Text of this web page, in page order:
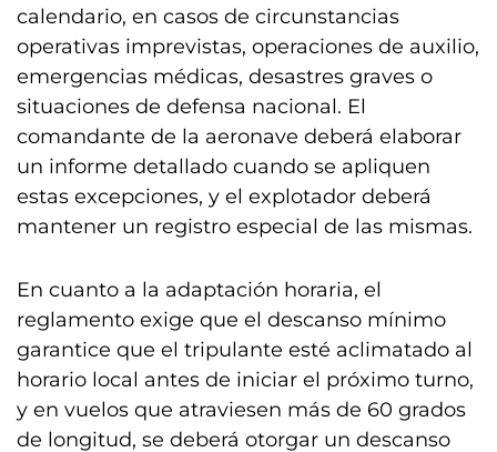
calendario, en casos de circunstancias
operativas imprevistas, operaciones de auxilio,
emergencias médicas, desastres graves o
situaciones de defensa nacional. El
comandante de la aeronave deberá elaborar
un informe detallado cuando se apliquen
estas excepciones, y el explotador deberá
mantener un registro especial de las mismas.
En cuanto a la adaptación horaria, el
reglamento exige que el descanso mínimo
garantice que el tripulante esté aclimatado al
horario local antes de iniciar el próximo turno,
y en vuelos que atraviesen más de 60 grados
de longitud, se deberá otorgar un descanso